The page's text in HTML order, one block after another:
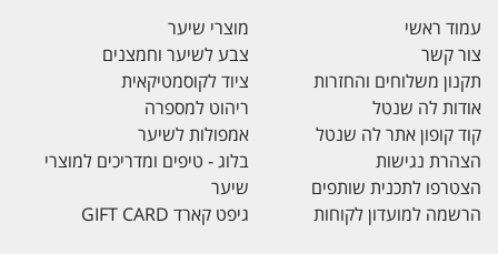
עמוד ראשי
צור קשר
תקנון משלוחים והחזרות
אודות לה שנטל
קוד קופון אתר לה שנטל
הצהרת נגישות
הצטרפו לתכנית שותפים
הרשמה למועדון לקוחות
מוצרי שיער
צבע לשיער וחמצנים
ציוד לקוסמטיקאית
ריהוט למספרה
אמפולות לשיער
בלוג - טיפים ומדריכים למוצרי
שיער
גיפט קארד GIFT CARD